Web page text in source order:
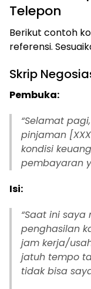
Telepon
Berikut contoh
referensi.
Skrip
Pembuka:
“Selamat
pinjaman
kondisi
pembayaran
Isi:
“Saat ini
penghasilan
jam kerja/
jatuh tempo
tidak bisa